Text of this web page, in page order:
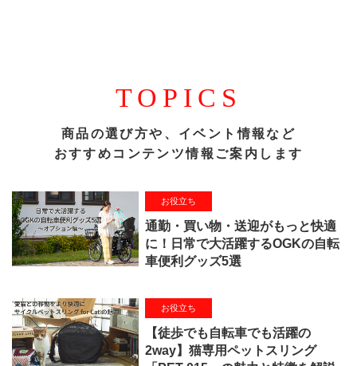
TOPICS
商品の選び方や、イベント情報など
おすすめコンテンツ情報ご案内します
お役立ち
通勤・買い物・送迎がもっと快適
に！日常で大活躍するOGKの自転
車便利グッズ5選
お役立ち
【徒歩でも自転車でも活躍の
2way】猫専用ペットスリング